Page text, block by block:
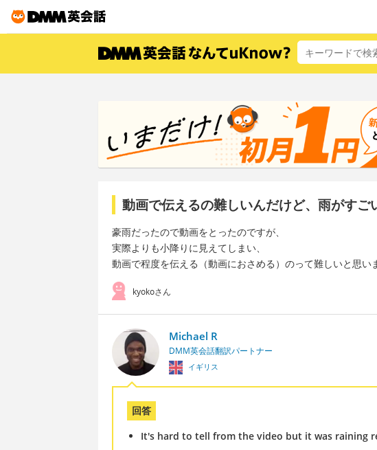
動画で伝えるの難しいんだけど、雨がすご
豪雨だったので動画をとったのですが、
実際よりも小降りに見えてしまい、
動画で程度を伝える（動画におさめる）のって難しいと思い
kyokoさん
Michael R
DMM英会話翻訳パートナー
イギリス
回答
It's hard to tell from the video but it was raining